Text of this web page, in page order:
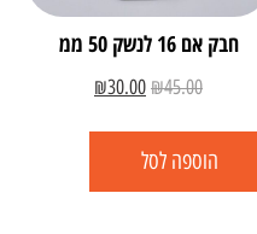
חבק אם 16 לנשק 50 ממ
₪45.00
₪30.00
הוספה לסל